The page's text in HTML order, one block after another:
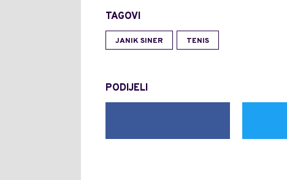
TAGOVI
JANIK SINER TENIS
PODIJELI